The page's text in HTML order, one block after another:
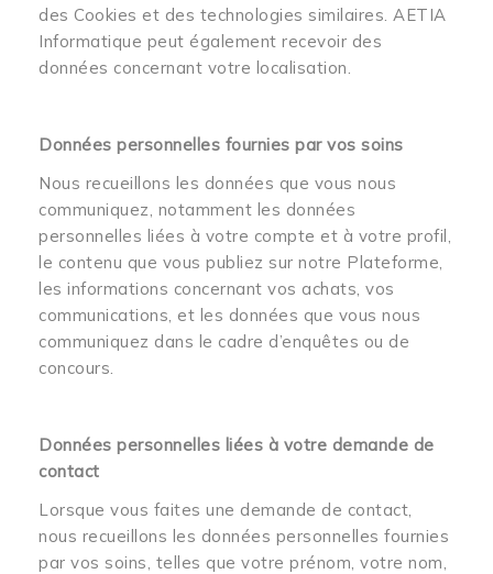
des Cookies et des technologies similaires. AETIA
Informatique peut également recevoir des
données concernant votre localisation.
Données personnelles fournies par vos soins
Nous recueillons les données que vous nous
communiquez, notamment les données
personnelles liées à votre compte et à votre profil,
le contenu que vous publiez sur notre Plateforme,
les informations concernant vos achats, vos
communications, et les données que vous nous
communiquez dans le cadre d’enquêtes ou de
concours.
Données personnelles liées à votre demande de
contact
Lorsque vous faites une demande de contact,
nous recueillons les données personnelles fournies
par vos soins, telles que votre prénom, votre nom,